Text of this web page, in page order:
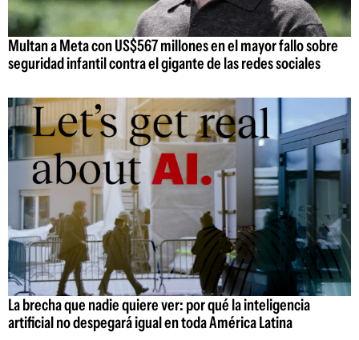
Multan a Meta con US$567 millones en el mayor fallo sobre
seguridad infantil contra el gigante de las redes sociales
La brecha que nadie quiere ver: por qué la inteligencia
artificial no despegará igual en toda América Latina